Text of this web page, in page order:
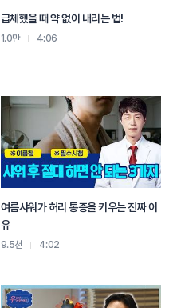
급체했을 때 약 없이 내리는 법!
1.0만 4:06
여름샤워가 허리 통증을 키우는 진짜 이
유
9.5천 4:02